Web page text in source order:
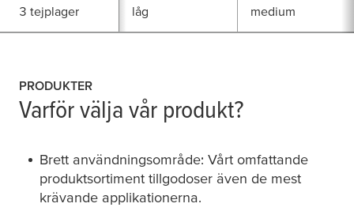
3 tejplager låg medium
PRODUKTER
Varför välja vår produkt?
Brett användningsområde: Vårt omfattande
produktsortiment tillgodoser även de mest
krävande applikationerna.